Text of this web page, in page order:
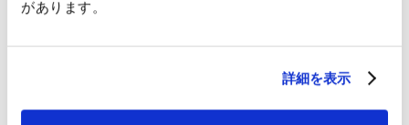
があります。
詳細を表示
が最大となる吸気弁タイミング）を1Dサイクルシミュレーショ
空気過剰率が最も高くなるIVC時期が存在し，負荷率25％におい